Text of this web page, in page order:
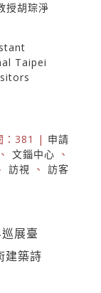
授胡琮淨
Taipei
：381 | 申請
、 文錙中心 、
訪視 、 訪客
展臺
建築詩